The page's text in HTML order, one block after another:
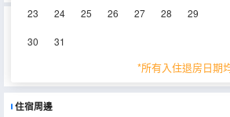
23 24 25 26 27 28 29
30 31
*所有入住退房日期
吉隆坡231TR公寓(231TR by Plush)
地址：231 Tr, Jalan Tun Razak
為客人提供免費WiFi，內部提供私人停車位。 這家公寓配有用餐區、帶冰箱的
上用品。 這家公寓附近的熱門地標包括吉隆坡城中城公園、成功時代廣場和柏
住宿周邊